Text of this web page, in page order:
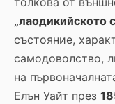
„лаодикийското
състояние,
самодоволство,
на
Елън Уайт през